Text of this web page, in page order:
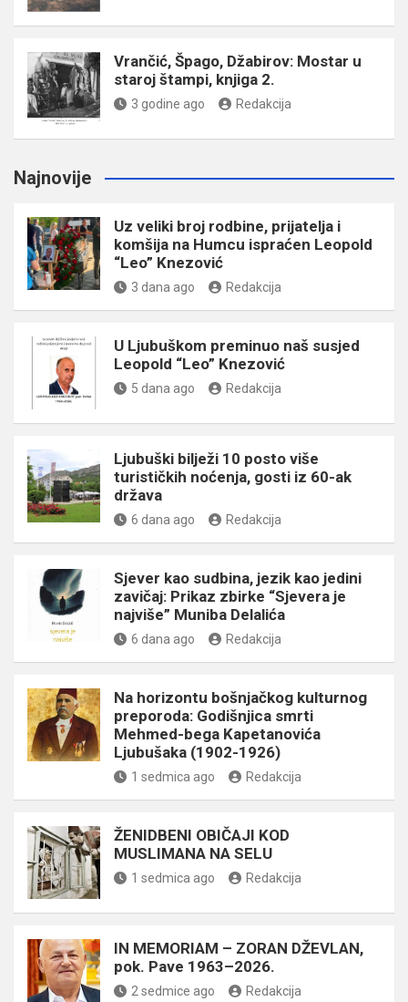
Vrančić, Špago, Džabirov: Mostar u
staroj štampi, knjiga 2.
3 godine ago Redakcija
Najnovije
Uz veliki broj rodbine, prijatelja i
komšija na Humcu ispraćen Leopold
“Leo” Knezović
3 dana ago Redakcija
U Ljubuškom preminuo naš susjed
Leopold “Leo” Knezović
5 dana ago Redakcija
Ljubuški bilježi 10 posto više
turističkih noćenja, gosti iz 60-ak
država
6 dana ago Redakcija
Sjever kao sudbina, jezik kao jedini
zavičaj: Prikaz zbirke “Sjevera je
najviše” Muniba Delalića
6 dana ago Redakcija
Na horizontu bošnjačkog kulturnog
preporoda: Godišnjica smrti
Mehmed-bega Kapetanovića
Ljubušaka (1902-1926)
1 sedmica ago Redakcija
ŽENIDBENI OBIČAJI KOD
MUSLIMANA NA SELU
1 sedmica ago Redakcija
IN MEMORIAM – ZORAN DŽEVLAN,
pok. Pave 1963–2026.
2 sedmice ago Redakcija